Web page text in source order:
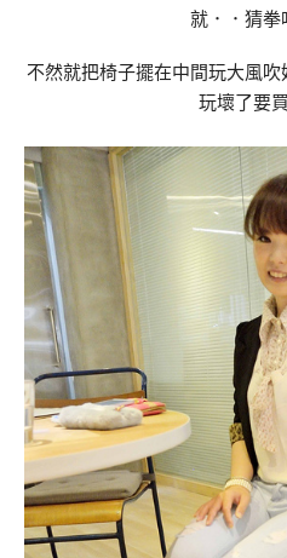
就．．猜拳
不然就把椅子擺在中間玩大風吹
玩壞了要